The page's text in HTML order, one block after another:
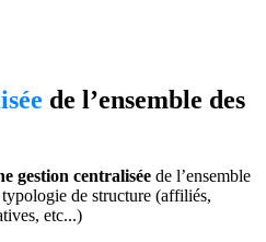
de l’ensemble des
gestion centralisée de l’ensemble
de structure (affiliés,
etc...)